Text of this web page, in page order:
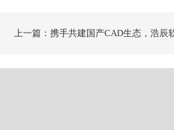
上一篇：携手共建国产CAD生态，浩辰